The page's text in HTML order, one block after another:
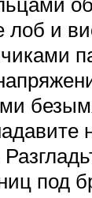
лоб и
под